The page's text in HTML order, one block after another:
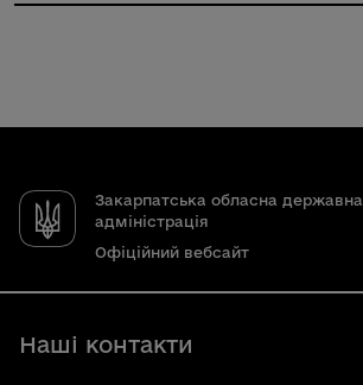
Закарпатська обласна державна
адміністрація
Офіційний вебсайт
Наші контакти